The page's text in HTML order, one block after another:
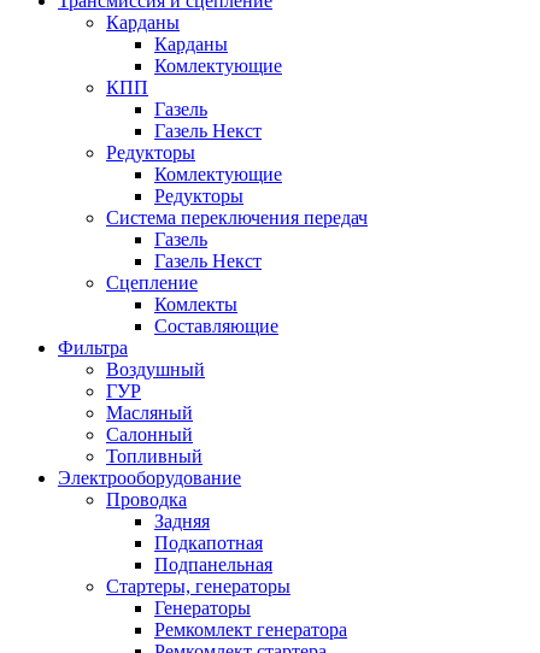
Карданы
Карданы
Комлектующие
КПП
Газель
Газель Некст
Редукторы
Комлектующие
Редукторы
Система переключения передач
Газель
Газель Некст
Сцепление
Комлекты
Составляющие
Фильтра
Воздушный
ГУР
Масляный
Салонный
Топливный
Электрооборудование
Проводка
Задняя
Подкапотная
Подпанельная
Стартеры, генераторы
Генераторы
Ремкомлект генератора